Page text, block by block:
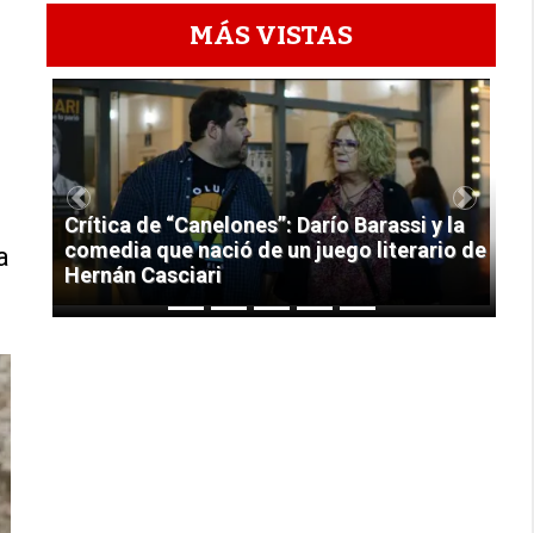
MÁS VISTAS
1
Crítica de “Canelones”: Darío Barassi y la
comedia que nació de un juego literario de
Hernán Casciari
Previous Next